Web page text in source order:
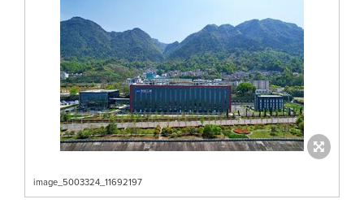
image_5003324_11692197